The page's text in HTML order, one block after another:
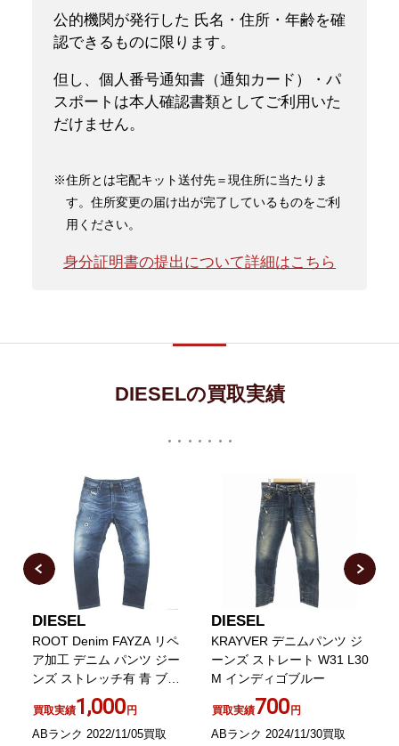
公的機関が発行した 氏名・住所・年齢を確
認できるものに限ります。
但し、個人番号通知書（通知カード）・パ
スポートは本人確認書類としてご利用いた
だけません。
※住所とは宅配キット送付先＝現住所に当たりま
す。住所変更の届け出が完了しているものをご利
用ください。
身分証明書の提出について詳細はこちら
DIESELの買取実績
DIESEL
ROOT Denim FAYZA リペ
ア加工 デニム パンツ ジー
ンズ ストレッチ有 青 ブル
ー インディゴ 27 約M 1029
買取実績1,000円
ABランク 2022/11/05買取
DIESEL
KRAYVER デニムパンツ ジ
ーンズ ストレート W31 L30
M インディゴブルー
買取実績700円
ABランク 2024/11/30買取